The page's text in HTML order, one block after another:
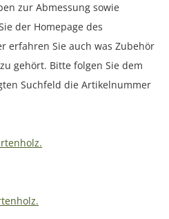
zur Abmessung sowie
der Homepage des
erfahren Sie auch was Zubehör
gehört. Bitte folgen Sie dem
Suchfeld die Artikelnummer